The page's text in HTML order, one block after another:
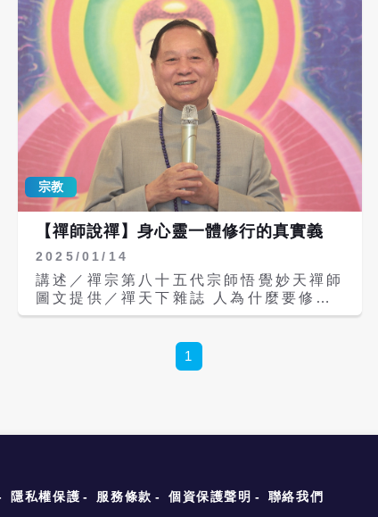
一大早從寺門剛開就有全台各地禪宗弟子
與信眾安靜排隊等候進場，近兩千名信眾
把慈航寺內外都坐滿了。禪師於近十點抵
達時，原本下著雨的清明天氣，此時竟放
晴了。 妙天禪師首先為所有菩提心燈與
功德名錄開光，並為結緣品與壽桃加持祝
福。接著步上二樓主持法會。禪師恭祝觀
世音菩薩聖壽無疆，祈請觀世音菩薩大慈
大悲為人類帶來和平曙光，消弭一切戰
爭，人人安居樂業，幸福美滿。 接著，
禪師為眾人開示：禪行者要效法觀世音菩
薩大慈大悲的精神，要把佛經與見證統合
起來，普行菩薩道，即六度萬行──布
施、持戒、忍辱、精進、禪定、般若。
禪師開示，我們學佛，要學習觀世音菩薩
大慈大悲的大愛精神：「大慈是無條件、
無窮大的愛；大悲是把人間一切痛苦當成
自己的痛苦，這就是觀世音菩薩的偉大。
清淨的身心靈和智慧。」 禪師開示：
「學佛是整套的，不是說今天學金剛經，
的，是後世大師所寫，所以我們學佛，要
厄。」然而，妙天禪師證道後的體會是，
只有「五蘊皆空」還不夠，還少了一蘊或
宗教
【禪師說禪】身心靈一體修行的真實義
2025/01/14
講述／禪宗第八十五代宗師悟覺妙天禪師
圖文提供／禪天下雜誌 人為什麼要修
行？修行的目的，是要透過正法的洗禮，
但度盡體內的所有眾生，內心也完全淨
體、心理、累世業力的障礙。 出離三界
1
隱私權保護 服務條款 個資保護聲明 聯絡我們